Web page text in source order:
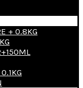
+ 0.8KG